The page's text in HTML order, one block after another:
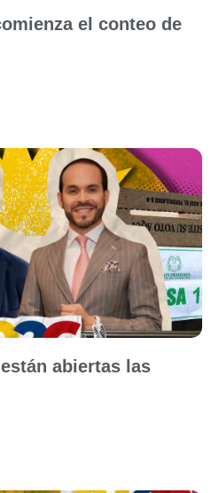
el conteo de
abiertas las